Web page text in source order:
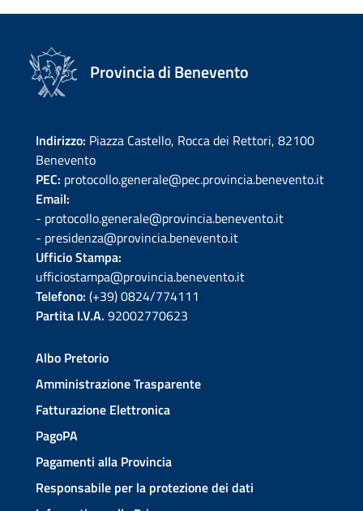
Provincia di Benevento
Indirizzo: Piazza Castello, Rocca dei Rettori, 82100
Benevento
PEC: protocollo.generale@pec.provincia.benevento.it
Email:
- protocollo.generale@provincia.benevento.it
- presidenza@provincia.benevento.it
Ufficio Stampa:
ufficiostampa@provincia.benevento.it
Telefono: (+39) 0824/774111
Partita I.V.A. 92002770623
Albo Pretorio
Amministrazione Trasparente
Fatturazione Elettronica
PagoPA
Pagamenti alla Provincia
Responsabile per la protezione dei dati